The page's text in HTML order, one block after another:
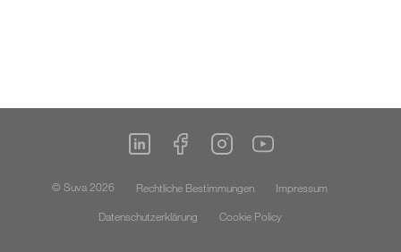
© Suva 2026 Rechtliche Bestimmungen
Impressum
Datenschutzerklärung
Cookie Policy